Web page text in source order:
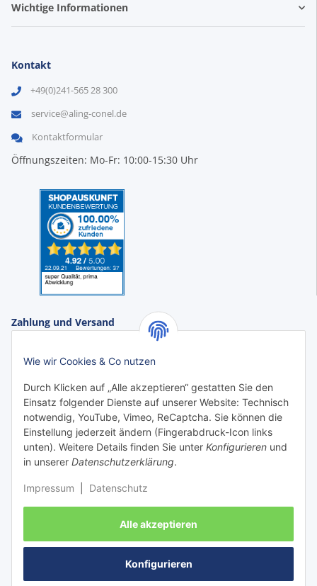
Alle akzeptieren
Konfigurieren
Wie wir Cookies & Co nutzen
Durch Klicken auf „Alle akzeptieren“ gestatten Sie den
Einsatz folgender Dienste auf unserer Website: Technisch
notwendig, YouTube, Vimeo, ReCaptcha. Sie können die
Einstellung jederzeit ändern (Fingerabdruck-Icon links
unten). Weitere Details finden Sie unter Konfigurieren und
in unserer Datenschutzerklärung.
Impressum Datenschutz
Wichtige Informationen
Kontakt
+49(0)241-565 28 300
service@aling-conel.de
Kontaktformular
Öffnungszeiten: Mo-Fr: 10:00-15:30 Uhr
Zahlung und Versand